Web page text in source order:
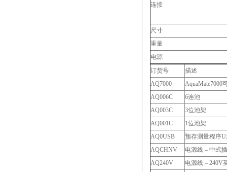
连接
尺寸
重量
电源
订货号
描述
AQ7000
AQ006C
6连池
AQ003C
3位池架
AQ001C
1位池架
AQ0USB
预存测量程序
AQCHNV
电源线 – 中式
AQ240V
电源线 – 240V